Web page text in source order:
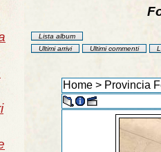
Lista album
Ultimi arrivi
Ultimi commenti
Home> Provincia